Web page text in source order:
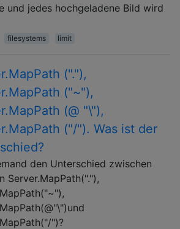
und jedes hochgeladene Bild wird
filesystems limit
("."),
("~"),
(@ "\"),
("/"). Was ist der
den Unterschied zwischen
Server.MapPath("."),
")?